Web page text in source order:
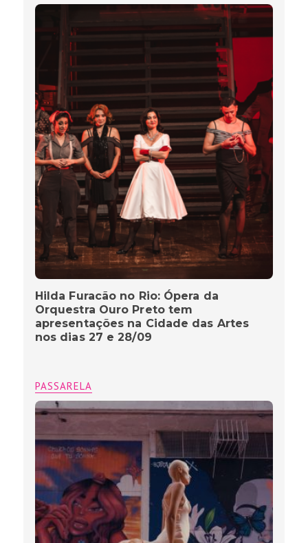
Hilda Furacão no Rio: Ópera da
Orquestra Ouro Preto tem
apresentações na Cidade das Artes
nos dias 27 e 28/09
PASSARELA